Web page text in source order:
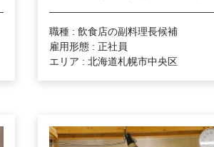
職種 : 飲食店の副料理長候補
雇用形態 : 正社員
エリア : 北海道札幌市中央区